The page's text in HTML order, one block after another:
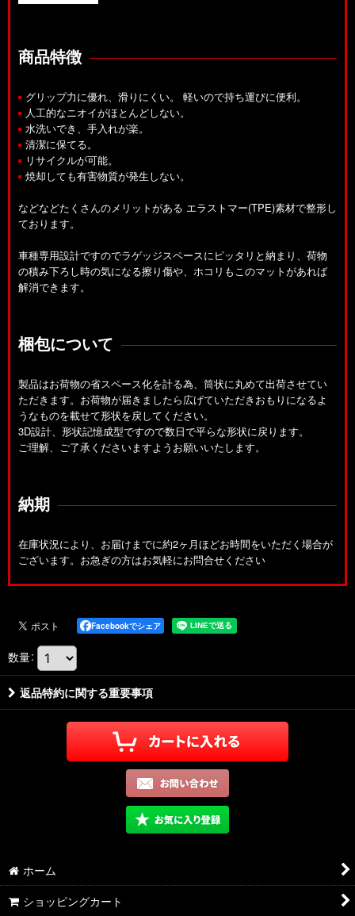
商品特徴
グリップ力に優れ、滑りにくい。 軽いので持ち運びに便利。
人工的なニオイがほとんどしない。
水洗いでき、手入れが楽。
清潔に保てる。
リサイクルが可能。
焼却しても有害物質が発生しない。
などなどたくさんのメリットがある エラストマー(TPE)素材で整形し
ております。
車種専用設計ですのでラゲッジスペースにピッタリと納まり、荷物
の積み下ろし時の気になる擦り傷や、ホコリもこのマットがあれば
解消できます。
梱包について
製品はお荷物の省スペース化を計る為、筒状に丸めて出荷させてい
ただきます。お荷物が届きましたら広げていただきおもりになるよ
うなものを載せて形状を戻してください。
3D設計、形状記憶成型ですので数日で平らな形状に戻ります。
ご理解、ご了承くださいますようお願いいたします。
納期
在庫状況により、お届けまでに約2ヶ月ほどお時間をいただく場合が
ございます。お急ぎの方はお気軽にお問合せください
Facebookでシェア
数量:
返品特約に関する重要事項
ホーム
ショッピングカート